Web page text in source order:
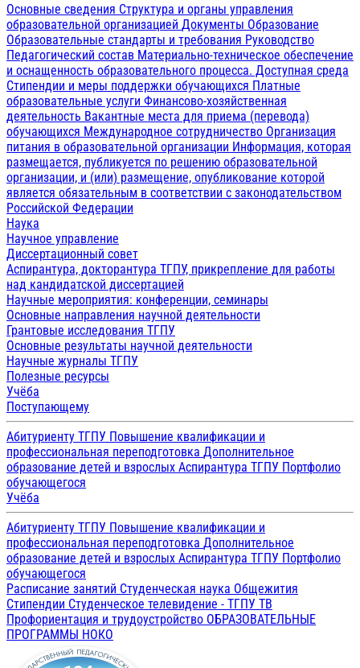
Основные сведения Структура и органы управления
образовательной организацией Документы Образование
Образовательные стандарты и требования Руководство
Педагогический состав Материально-техническое обеспечение
и оснащенность образовательного процесса. Доступная среда
Стипендии и меры поддержки обучающихся Платные
образовательные услуги Финансово-хозяйственная
деятельность Вакантные места для приема (перевода)
обучающихся Международное сотрудничество Организация
питания в образовательной организации Информация, которая
размещается, публикуется по решению образовательной
организации, и (или) размещение, опубликование которой
является обязательным в соответствии с законодательством
Российской Федерации
Наука
Научное управление
Диссертационный совет
Аспирантура, докторантура ТГПУ, прикрепление для работы
над кандидатской диссертацией
Научные мероприятия: конференции, семинары
Основные направления научной деятельности
Грантовые исследования ТГПУ
Основные результаты научной деятельности
Научные журналы ТГПУ
Полезные ресурсы
Учёба
Поступающему
Абитуриенту ТГПУ Повышение квалификации и
профессиональная переподготовка Дополнительное
образование детей и взрослых Аспирантура ТГПУ Портфолио
обучающегося
Учёба
Абитуриенту ТГПУ Повышение квалификации и
профессиональная переподготовка Дополнительное
образование детей и взрослых Аспирантура ТГПУ Портфолио
обучающегося
Расписание занятий Студенческая наука Общежития
Стипендии Студенческое телевидение - ТГПУ ТВ
Профориентация и трудоустройство ОБРАЗОВАТЕЛЬНЫЕ
ПРОГРАММЫ НОКО